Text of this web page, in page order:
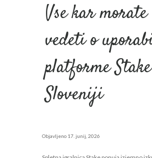
Vse kar morate
vedeti o
platforme
Sloveniji
Objavljeno 17. junij, 2026